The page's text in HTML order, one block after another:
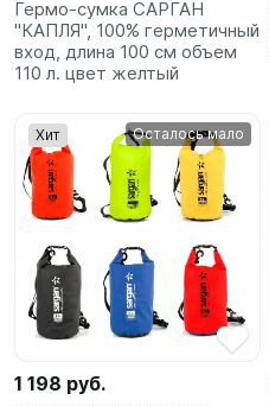
Гермо-сумка САРГАН
"КАПЛЯ", 100% герметичный
вход, длина 100 см объем
110 л. цвет желтый
Хит Осталось мало
1 198 руб.